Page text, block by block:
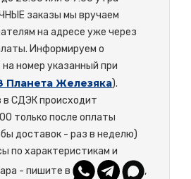
заказы мы вручаем
на адресе уже через
Информируем о
на номер указанный при
Планета Железяка).
в СДЭК происходит
только после оплаты
доставок - раз в неделю)
по характеристикам и
- пишите в
,